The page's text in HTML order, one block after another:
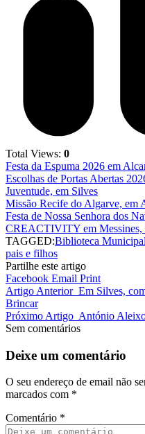
Total Views: 0
Festa da Espuma 2026 em
Escolhas de Portas Abertas
Juventude, em Silves
Missão Recife do Algarve, em
Festa de Nossa Senhora dos
CREACTIVITY em Messines,
TAGGED:Biblioteca
pais e filhos
Partilhe este artigo
Facebook Email Print
Artigo Anterior Em Silves,
Brincar
Próximo Artigo António
Sem comentários
Deixe um comentário
O seu endereço de email não
marcados com *
Comentário *